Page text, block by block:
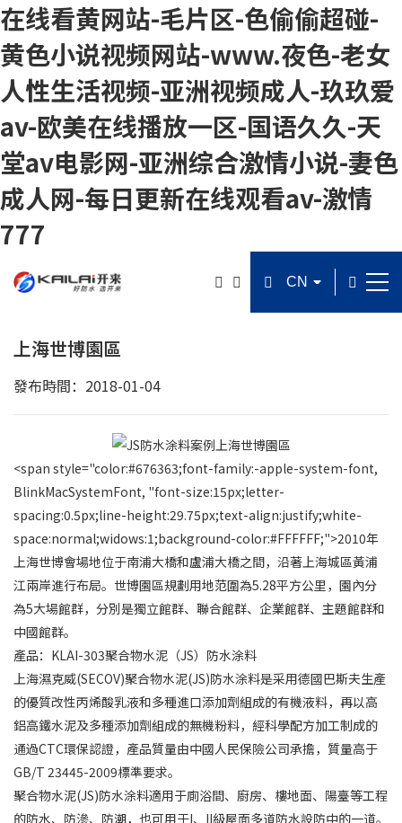
在线看黄网站-毛片区-色偷偷超碰-
黄色小说视频网站-www.夜色-老女
人性生活视频-亚洲视频成人-玖玖爱
av-欧美在线播放一区-国语久久-天
堂av电影网-亚洲综合激情小说-妻色
成人网-每日更新在线观看av-激情
777
上海世博園區
發布時間：2018-01-04
<span style="color:#676363;font-family:-apple-system-font,
BlinkMacSystemFont, "font-size:15px;letter-
spacing:0.5px;line-height:29.75px;text-align:justify;white-
space:normal;widows:1;background-color:#FFFFFF;">2010年
上海世博會場地位于南浦大橋和盧浦大橋之間，沿著上海城區黃浦
江兩岸進行布局。世博園區規劃用地范圍為5.28平方公里，園內分
為5大場館群，分別是獨立館群、聯合館群、企業館群、主題館群和
中國館群。
產品： KLAI-303聚合物水泥（JS）防水涂料
上海濕克威(SECOV)聚合物水泥(JS)防水涂料是采用德國巴斯夫生產
的優質改性丙烯酸乳液和多種進口添加劑組成的有機液料，再以高
鋁高鐵水泥及多種添加劑組成的無機粉料，經科學配方加工制成的
通過CTC環保認證，產品質量由中國人民保險公司承擔，質量高于
GB/T 23445-2009標準要求。
聚合物水泥(JS)防水涂料適用于廁浴間、廚房、樓地面、陽臺等工程
的防水、防滲、防潮，也可用于I、II級屋面多道防水設防中的一道。